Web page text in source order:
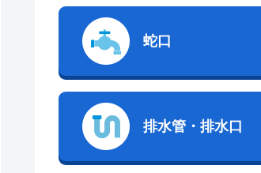
蛇口
排水管・排水口